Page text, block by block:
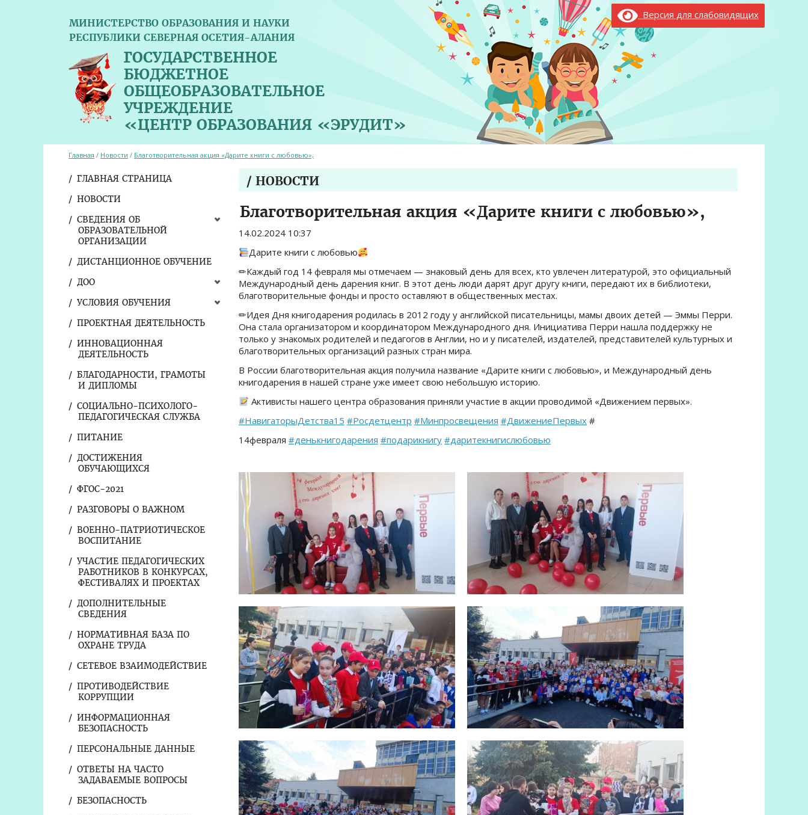
МИНИСТЕРСТВО ОБРАЗОВАНИЯ И НАУКИ
РЕСПУБЛИКИ СЕВЕРНАЯ ОСЕТИЯ-АЛАНИЯ
ГОСУДАРСТВЕННОЕ
БЮДЖЕТНОЕ
ОБЩЕОБРАЗОВАТЕЛЬНОЕ
УЧРЕЖДЕНИЕ
«ЦЕНТР ОБРАЗОВАНИЯ «ЭРУДИТ»
Версия для слабовидящих
ГЛАВНАЯ СТРАНИЦА
НОВОСТИ
СВЕДЕНИЯ ОБ
ОБРАЗОВАТЕЛЬНОЙ
ОРГАНИЗАЦИИ
ДИСТАНЦИОННОЕ ОБУЧЕНИЕ
ДОО
УСЛОВИЯ ОБУЧЕНИЯ
ПРОЕКТНАЯ ДЕЯТЕЛЬНОСТЬ
ИННОВАЦИОННАЯ
ДЕЯТЕЛЬНОСТЬ
БЛАГОДАРНОСТИ, ГРАМОТЫ
И ДИПЛОМЫ
СОЦИАЛЬНО-ПСИХОЛОГО-
ПЕДАГОГИЧЕСКАЯ СЛУЖБА
ПИТАНИЕ
ДОСТИЖЕНИЯ
ОБУЧАЮЩИХСЯ
ФГОС-2021
РАЗГОВОРЫ О ВАЖНОМ
ВОЕННО-ПАТРИОТИЧЕСКОЕ
ВОСПИТАНИЕ
УЧАСТИЕ ПЕДАГОГИЧЕСКИХ
РАБОТНИКОВ В КОНКУРСАХ,
ФЕСТИВАЛЯХ И ПРОЕКТАХ
ДОПОЛНИТЕЛЬНЫЕ
СВЕДЕНИЯ
НОРМАТИВНАЯ БАЗА ПО
ОХРАНЕ ТРУДА
СЕТЕВОЕ ВЗАИМОДЕЙСТВИЕ
ПРОТИВОДЕЙСТВИЕ
КОРРУПЦИИ
ИНФОРМАЦИОННАЯ
БЕЗОПАСНОСТЬ
ПЕРСОНАЛЬНЫЕ ДАННЫЕ
ОТВЕТЫ НА ЧАСТО
ЗАДАВАЕМЫЕ ВОПРОСЫ
БЕЗОПАСНОСТЬ
Главная / Новости / Благотворительная акция «Дарите книги с любовью»,
/ НОВОСТИ
Благотворительная акция «Дарите книги с любовью»,
14.02.2024 10:37
Дарите книги с любовью
✏Каждый год 14 февраля мы отмечаем — знаковый день для всех, кто увлечен литературой, это официальный
Международный день дарения книг. В этот день люди дарят друг другу книги, передают их в библиотеки,
благотворительные фонды и просто оставляют в общественных местах.
✏Идея Дня книгодарения родилась в 2012 году у английской писательницы, мамы двоих детей — Эммы Перри.
Она стала организатором и координатором Международного дня. Инициатива Перри нашла поддержку не
только у знакомых родителей и педагогов в Англии, но и у писателей, издателей, представителей культурных и
благотворительных организаций разных стран мира.
В России благотворительная акция получила название «Дарите книги с любовью», и Международный день
книгодарения в нашей стране уже имеет свою небольшую историю.
Активисты нашего центра образования приняли участие в акции проводимой «Движением первых».
#НавигаторыДетства15 #Росдетцентр #Минпросвещения #ДвижениеПервых #
14февраля #денькнигодарения #подарикнигу #даритекнигислюбовью